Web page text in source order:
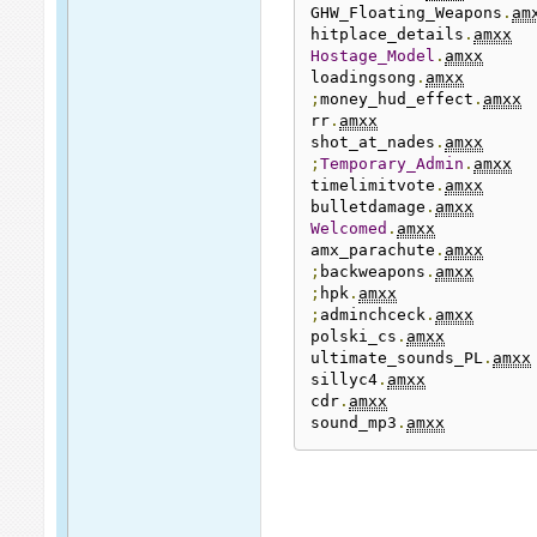
GHW_Floating_Weapons .
hitplace_details . amxx
Hostage_Model . amxx
loadingsong . amxx
;money_hud_effect . amxx
rr . amxx
shot_at_nades . amxx
;Temporary_Admin . amxx
timelimitvote . amxx
bulletdamage . amxx
Welcomed . amxx
amx_parachute . amxx
; backweapons . amxx
; hpk . amxx
; adminchceck . amxx
polski_cs . amxx
ultimate_sounds_PL . amxx
sillyc4 . amxx
cdr . amxx
sound_mp3 . amxx